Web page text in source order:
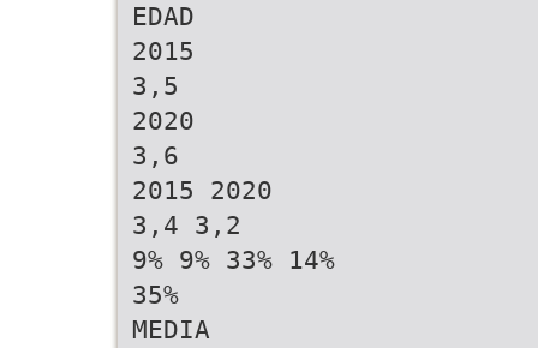
EDAD
2015
3,5
2020
3,6
2015 2020
3,4 3,2
9% 9% 33% 14%
35%
MEDIA